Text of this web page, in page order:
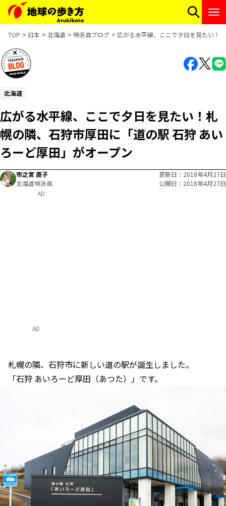
TOP 日本 北海道 特派員ブログ 広がる水平線、ここで夕日を見たい！
北海道
広がる水平線、ここで夕日を見たい！札
幌の隣、石狩市厚田に「道の駅 石狩 あい
ろーど厚田」がオープン
市之宮 直子
北海道特派員
更新日
2018年4月27日
公開日
2018年4月27日
AD
札幌の隣、石狩市に新しい道の駅が誕生しました。
「石狩 あいろーど厚田（あつた）」です。
AD